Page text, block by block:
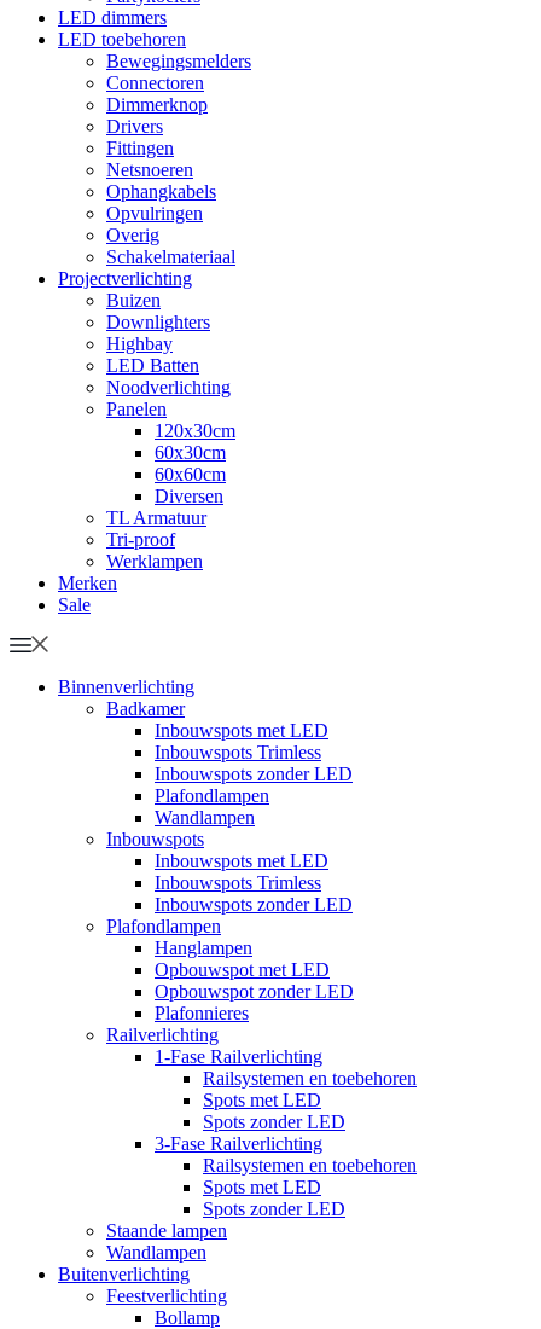
LED dimmers
LED toebehoren
Bewegingsmelders
Connectoren
Dimmerknop
Drivers
Fittingen
Netsnoeren
Ophangkabels
Opvulringen
Overig
Schakelmateriaal
Projectverlichting
Buizen
Downlighters
Highbay
LED Batten
Noodverlichting
Panelen
120x30cm
60x30cm
60x60cm
Diversen
TL Armatuur
Tri-proof
Werklampen
Merken
Sale
Binnenverlichting
Badkamer
Inbouwspots met LED
Inbouwspots Trimless
Inbouwspots zonder LED
Plafondlampen
Wandlampen
Inbouwspots
Inbouwspots met LED
Inbouwspots Trimless
Inbouwspots zonder LED
Plafondlampen
Hanglampen
Opbouwspot met LED
Opbouwspot zonder LED
Plafonnieres
Railverlichting
1-Fase Railverlichting
Railsystemen en toebehoren
Spots met LED
Spots zonder LED
3-Fase Railverlichting
Railsystemen en toebehoren
Spots met LED
Spots zonder LED
Staande lampen
Wandlampen
Buitenverlichting
Feestverlichting
Bollamp